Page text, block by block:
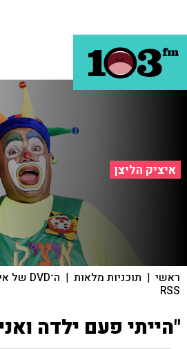
איציק הליצן
ראשי | תוכניות מלאות | ה־DVD של איציק הליצן
RSS
"הייתי פעם ילדה